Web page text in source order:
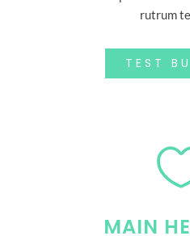
rutrum
TEST
MAIN